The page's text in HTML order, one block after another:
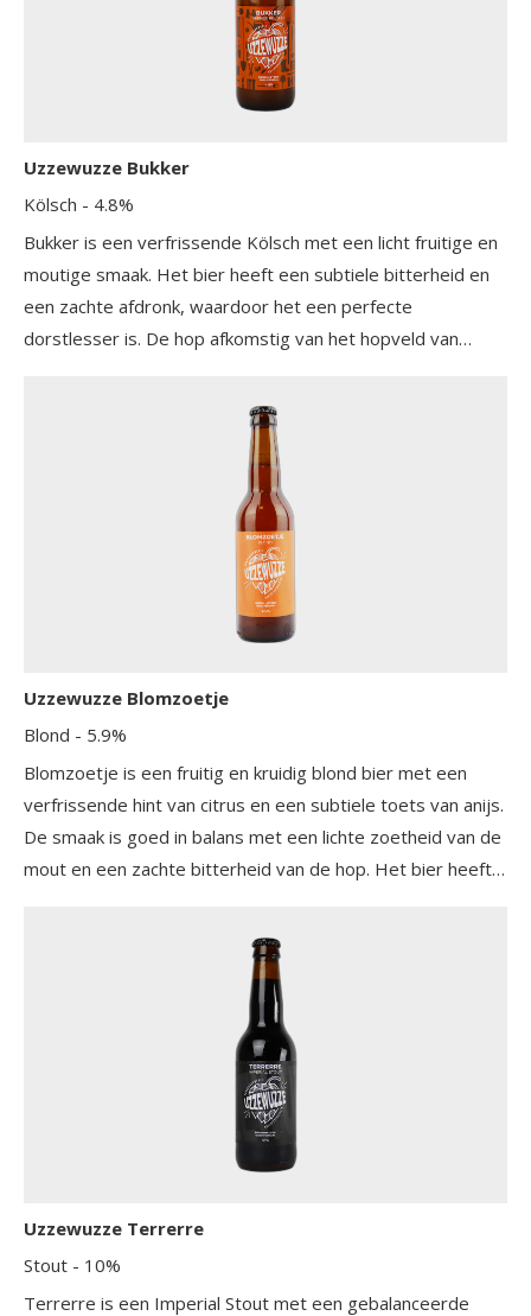
Uzzewuzze Bukker
Kölsch - 4.8%
Bukker is een verfrissende Kölsch met een licht fruitige en
moutige smaak. Het bier heeft een subtiele bitterheid en
een zachte afdronk, waardoor het een perfecte
dorstlesser is. De hop afkomstig van het hopveld van
unieke twist. Bukker is een toegankelijk bier met een fris
karakter, ideaal voor elke gelegenheid.
Uzzewuzze Blomzoetje
Blond - 5.9%
Blomzoetje is een fruitig en kruidig blond bier met een
verfrissende hint van citrus en een subtiele toets van anijs.
De smaak is goed in balans met een lichte zoetheid van de
mout en een zachte bitterheid van de hop. Het bier heeft
Uzzewuzze Terrerre
Stout - 10%
Terrerre is een Imperial Stout met een gebalanceerde